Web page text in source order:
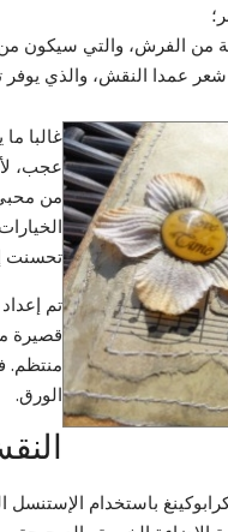
من الفرش، والتي سيكون من
عمدا النقش، والذي يوفر
غالبا
عجب،
من
تحسنت
تم
قصيرة
منتظم.
الورق.
باستخدام الإستنسل